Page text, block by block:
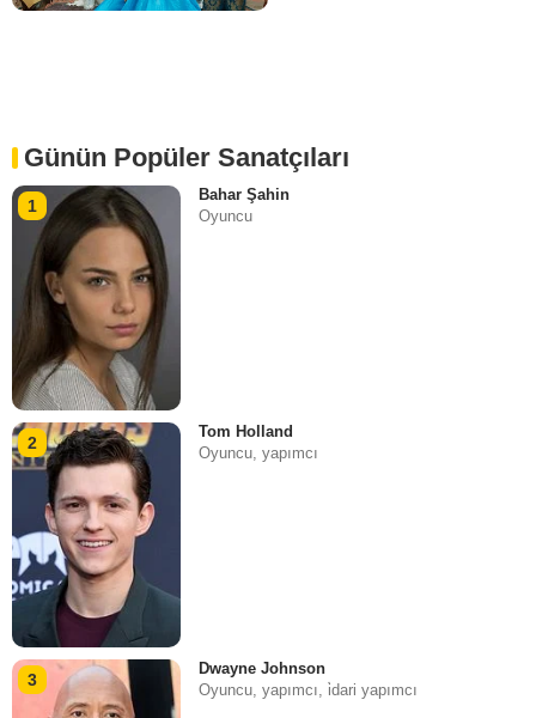
Günün Popüler Sanatçıları
1
Bahar Şahin
Oyuncu
2
Tom Holland
Oyuncu, yapımcı
3
Dwayne Johnson
Oyuncu, yapımcı, i̇dari yapımcı